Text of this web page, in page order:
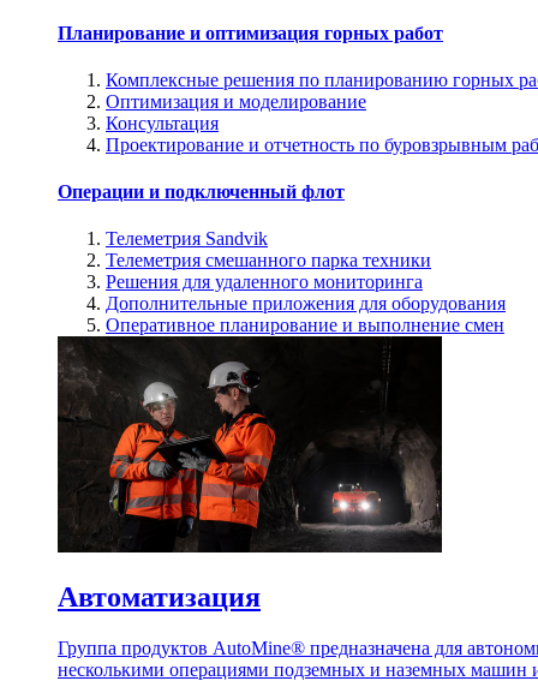
Планирование и оптимизация горных работ
Комплексные решения по планированию горных
Оптимизация и моделирование
Консультация
Проектирование и отчетность по буровзрывным
Операции и подключенный флот
Телеметрия Sandvik
Телеметрия смешанного парка техники
Решения для удаленного мониторинга
Дополнительные приложения для оборудования
Оперативное планирование и выполнение смен
Автоматизация
Группа продуктов AutoMine® предназначена для
несколькими операциями подземных и наземных машин